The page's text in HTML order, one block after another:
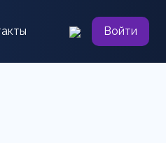
Войти